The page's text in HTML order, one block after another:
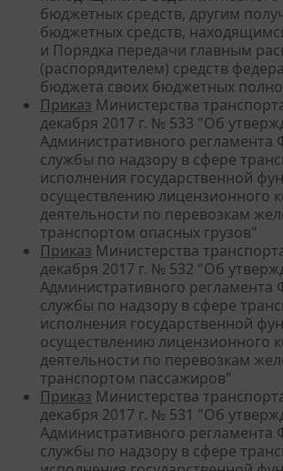
бюджетных средств, другим
бюджетных средств,
и Порядка передачи главным
(распорядителем) средств
бюджета своих бюджетных
Приказ Министерства
декабря 2017 г. № 533 "Об
Административного регламента
службы по надзору в сфере
исполнения государственной
осуществлению лицензионного
деятельности по перевозкам
транспортом опасных грузов"
Приказ Министерства
декабря 2017 г. № 532 "Об
Административного регламента
службы по надзору в сфере
исполнения государственной
осуществлению лицензионного
деятельности по перевозкам
транспортом пассажиров"
Приказ Министерства
декабря 2017 г. № 531 "Об
Административного регламента
службы по надзору в сфере